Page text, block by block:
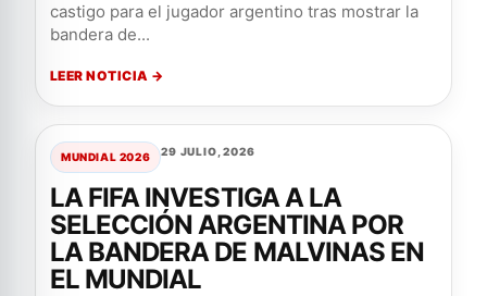
castigo para el jugador argentino tras mostrar la
bandera de...
LEER NOTICIA →
MUNDIAL 2026 29 JULIO, 2026
LA FIFA INVESTIGA A LA
SELECCIÓN ARGENTINA POR
LA BANDERA DE MALVINAS EN
EL MUNDIAL